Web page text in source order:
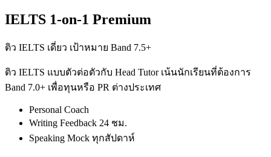
IELTS 1-on-1 Premium
ติว IELTS เดี่ยว เป้าหมาย Band 7.5+
ติว IELTS แบบตัวต่อตัวกับ Head Tutor เน้นนักเรียนที่ต้องการ
Band 7.0+ เพื่อทุนหรือ PR ต่างประเทศ
Personal Coach
Writing Feedback 24 ชม.
Speaking Mock ทุกสัปดาห์